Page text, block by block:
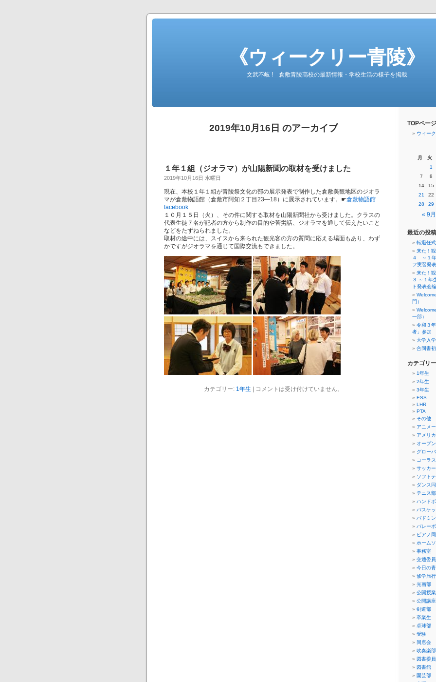
《ウィークリー青陵》
文武不岐 ! 倉敷青陵高校の最新情報・学校生活の様子を掲載
2019年10月16日 のアーカイブ
１年１組（ジオラマ）が山陽新聞の取材を受けました
2019年10月16日 水曜日
現在、本校１年１組が青陵祭文化の部の展示発表で制作した倉敷美観地区のジオラ
マが倉敷物語館（倉敷市阿知２丁目23―18）に展示されています。☛倉敷物語館
facebook
１０月１５日（火）、その件に関する取材を山陽新聞社から受けました。クラスの
代表生徒７名が記者の方から制作の目的や苦労話、ジオラマを通して伝えたいこと
などをたずねられました。
取材の途中には、スイスから来られた観光客の方の質問に応える場面もあり、わず
かですがジオラマを通じて国際交流もできました。
カテゴリー: 1年生 コメントは受け付けていません。
TOPペー
ウィー
月 火
« 9月
1
7
8
14
15
21
22
28
29
最近の投稿
転退任
来た！
４ ～１
フ実習発
来た！
３ ～１年
ト発表会
門）
一部）
令和３
者」参加
大学入
合同書
カテゴリー
1年生
2年生
3年生
ESS
LHR
PTA
その他
アニメ
アメリ
オープ
グロー
コーラ
サッカ
ソフト
ダンス
テニス部
ハンド
バスケ
バドミ
バレー
ピアノ
ホーム
事務室
交通委員
今日の
修学旅行
光画部
公開授業
公開講座
剣道部
卒業生
卓球部
受験
同窓会
吹奏楽部
図書委員
図書館
園芸部